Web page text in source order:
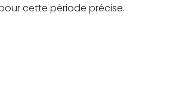
cette période précise.